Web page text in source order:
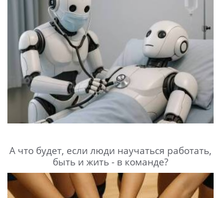
А что будет, если люди научаться работать,
быть и жить - в команде?